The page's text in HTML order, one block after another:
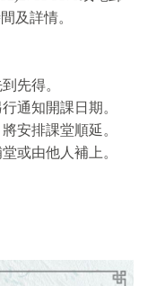
及詳情。
先得。
通知開課日期。
安排課堂順延。
或由他人補上。